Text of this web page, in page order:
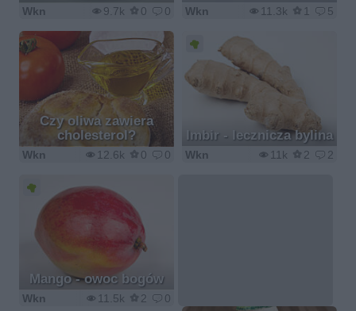
9.7k 0 0
Wkn 11.3k 1 5
Wkn
Czy oliwa zawiera
cholesterol?
12.6k 0 0
Wkn
Imbir - lecznicza bylina
11k 2 2
Wkn
Mango - owoc bogów
11.5k 2 0
Wkn